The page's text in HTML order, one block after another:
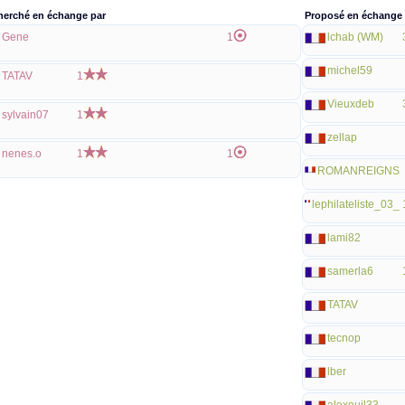
en échange par
Gene 1
TATAV 1
sylvain07 1
nenes.o 1 1
Proposé en échange
lchab (WM)
michel59
Vieuxdeb
zellap
ROMANREIGNS
lephilateliste_03_
lami82
samerla6
TATAV
tecnop
lber